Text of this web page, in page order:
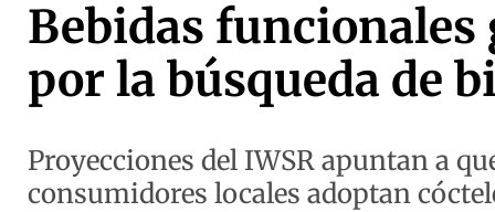
Bebidas funcionales
por la búsqueda de
Proyecciones del IWSR apuntan a
consumidores locales adoptan